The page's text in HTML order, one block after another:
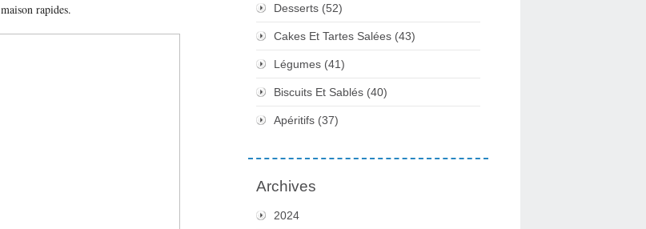
maison rapides. Desserts (52)
Cakes Et Tartes Salées (43)
Légumes (41)
Biscuits Et Sablés (40)
Apéritifs (37)
Archives
2024